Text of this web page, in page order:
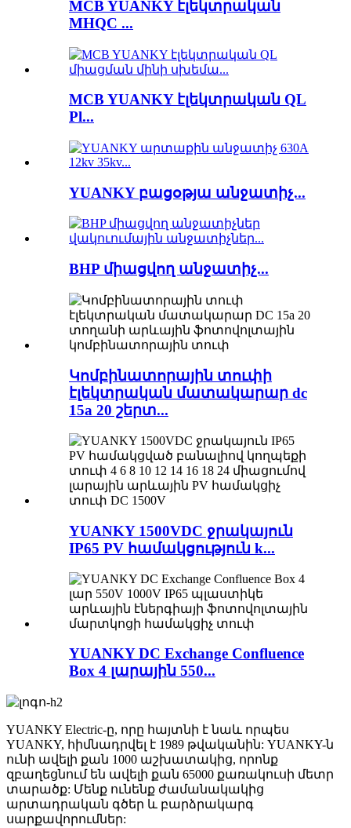
MCB YUANKY էլեկտրական
MHQC ...
MCB YUANKY էլեկտրական QL
Pl...
YUANKY բացօթյա անջատիչ...
BHP միացվող անջատիչ...
Կոմբինատորային տուփի
էլեկտրական մատակարար dc
15a 20 շերտ...
YUANKY 1500VDC ջրակայուն
IP65 PV համակցություն k...
YUANKY DC Exchange Confluence
Box 4 լարային 550...
YUANKY Electric-ը, որը հայտնի է նաև որպես
YUANKY, հիմնադրվել է 1989 թվականին: YUANKY-ն
ունի ավելի քան 1000 աշխատակից, որոնք
զբաղեցնում են ավելի քան 65000 քառակուսի մետր
տարածք: Մենք ունենք ժամանակակից
արտադրական գծեր և բարձրակարգ
սարքավորումներ: